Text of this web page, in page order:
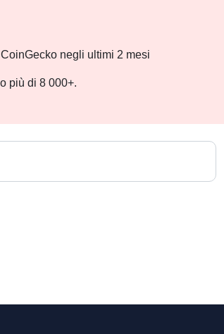
negli ultimi 2 mesi
più di 8 000+.